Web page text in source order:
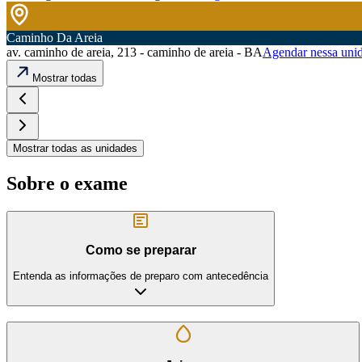
Caminho Da Areia
av. caminho de areia, 213 - caminho de areia - BAAgendar nessa
Mostrar todas
Mostrar todas as unidades
Sobre o exame
Como se preparar
Entenda as informações de preparo com antecedência